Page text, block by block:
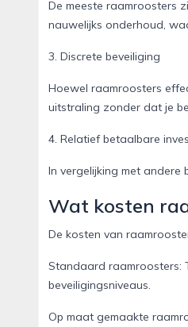
De meeste raamroosters
nauwelijks onderhoud,
3. Discrete beveiliging
Hoewel raamroosters
uitstraling zonder dat je
4. Relatief betaalbare
In vergelijking met andere
Wat kosten
De kosten van
Standaard raamroosters:
beveiligingsniveaus.
Op maat gemaakte